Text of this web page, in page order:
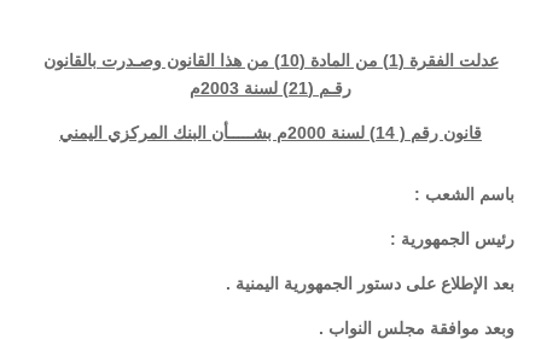
عدلت الفقرة (1) من المادة (10) من هذا القانون وصـدرت بالقانون
رقـم (21) لسنة 2003م
قانون رقم ( 14) لسنة 2000م بشـــــأن البنك المركزي اليمني
باسم الشعب :
رئيس الجمهورية :
بعد الإطلاع على دستور الجمهورية اليمنية .
وبعد موافقة مجلس النواب .